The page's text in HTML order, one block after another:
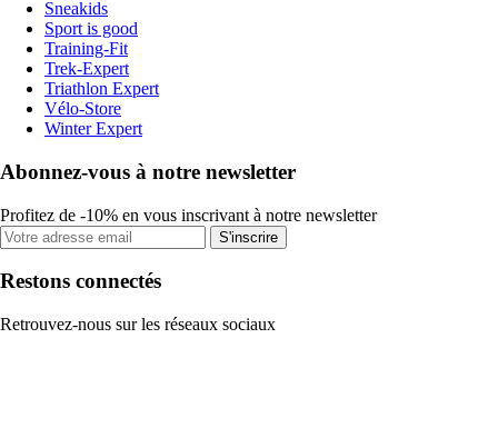
Sneakids
Sport is good
Training-Fit
Trek-Expert
Triathlon Expert
Vélo-Store
Winter Expert
Abonnez-vous à notre newsletter
Profitez de -10% en vous inscrivant à notre newsletter
S'inscrire
Restons connectés
Retrouvez-nous sur les réseaux sociaux